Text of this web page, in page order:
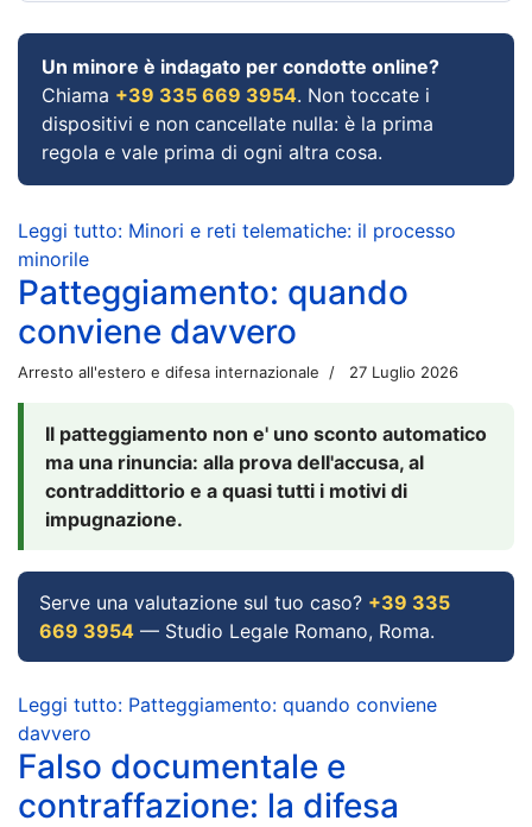
Un minore è indagato per condotte online?
Chiama +39 335 669 3954. Non toccate i
dispositivi e non cancellate nulla: è la prima
regola e vale prima di ogni altra cosa.
Leggi tutto: Minori e reti telematiche: il processo
minorile
Patteggiamento: quando
conviene davvero
Arresto all'estero e difesa internazionale 27 Luglio 2026
Il patteggiamento non e' uno sconto automatico
ma una rinuncia: alla prova dell'accusa, al
contraddittorio e a quasi tutti i motivi di
impugnazione.
Serve una valutazione sul tuo caso? +39 335
669 3954 — Studio Legale Romano, Roma.
Leggi tutto: Patteggiamento: quando conviene
davvero
Falso documentale e
contraffazione: la difesa